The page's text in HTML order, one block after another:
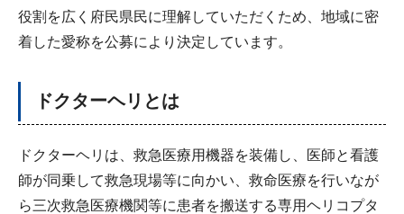
役割を広く府民県民に理解していただくため、地域に密
着した愛称を公募により決定しています。
ドクターヘリとは
ドクターヘリは、救急医療用機器を装備し、医師と看護
師が同乗して救急現場等に向かい、救命医療を行いなが
ら三次救急医療機関等に患者を搬送する専用ヘリコプタ